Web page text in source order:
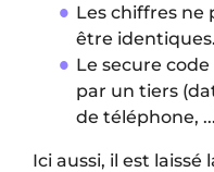
Les chiffres
être identiques.
Le secure
par un tiers
de téléphone,
Ici aussi, il est